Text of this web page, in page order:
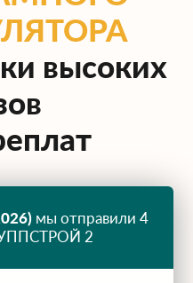
высоких
мы отправили 4
2